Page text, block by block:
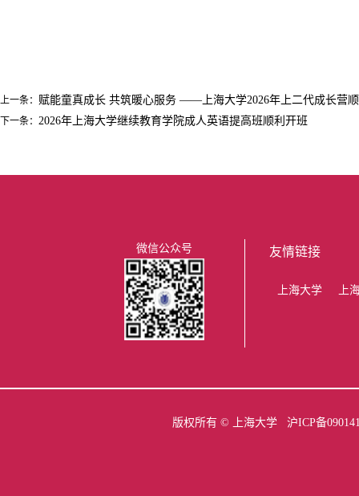
上一条： 赋能童真成长 共筑暖心服务 ——上海大学2026年上二代成长营
下一条： 2026年上海大学继续教育学院成人英语提高班顺利开班
微信公众号 友情链接
上海大学 上
版权所有 © 上海大学 沪ICP备